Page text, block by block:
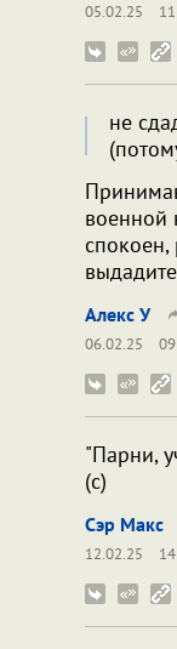
05.02.25
не
военной
спокоен,
Алекс У
06.02.25
"Парни,
(с)
Сэр Макс
12.02.25